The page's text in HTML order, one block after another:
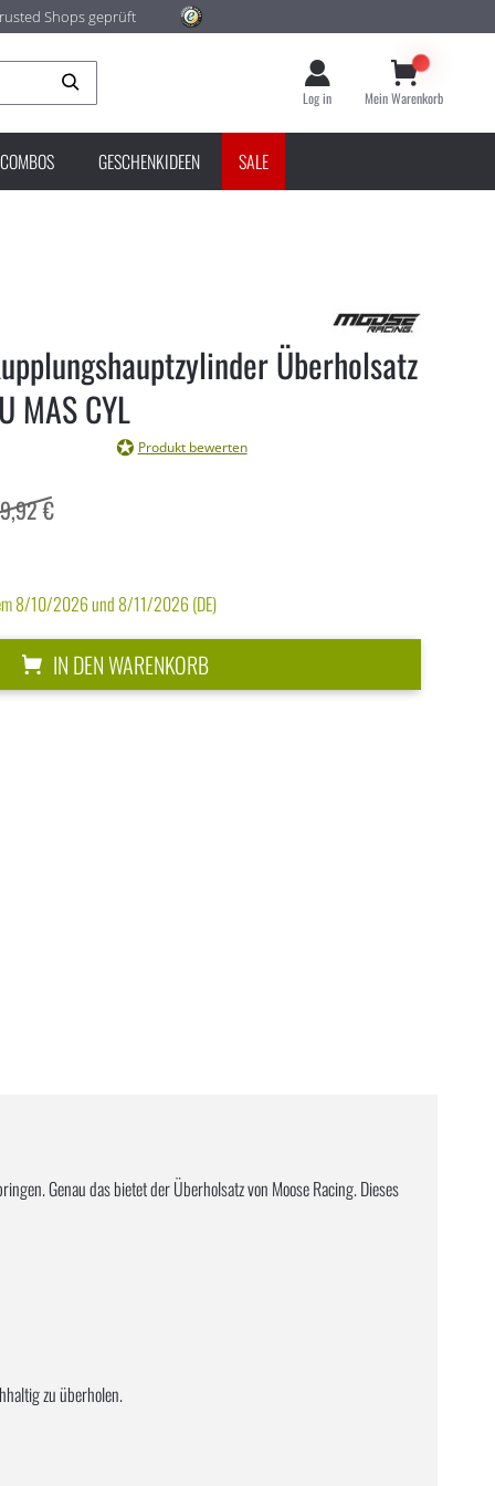
Shops geprüft
Log in Mein Warenkorb
COMBOS GESCHENKIDEEN SALE
Überholsatz
MAS CYL
Produkt bewerten
€
8/10/2026 und 8/11/2026 (DE)
IN DEN WARENKORB
Genau das bietet der Überholsatz von Moose Racing. Dieses
zu überholen.